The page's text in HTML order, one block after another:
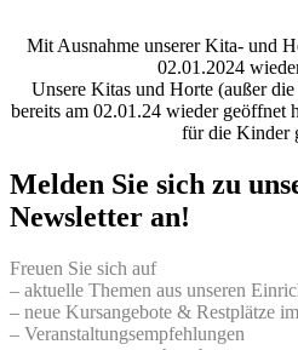
Mit Ausnahme unserer Kita- und
02.01.2024
Unsere Kitas und Horte (außer
bereits am 02.01.24 wieder geöffnet
für die Kinder
Melden Sie sich zu
Newsletter an!
Freuen Sie sich auf
– aktuelle Themen aus unseren
– neue Kursangebote & Restplätze
– Veranstaltungsempfehlungen